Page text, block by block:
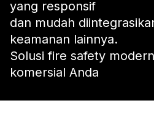
yang responsif
dan mudah
keamanan lainnya.
Solusi fire safety
komersial Anda